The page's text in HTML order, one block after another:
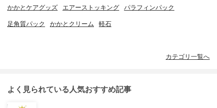
かかとケアグッズ エアーストッキング パラフィンパック
足角質パック かかとクリーム 軽石
カテゴリ一覧へ
よく見られている人気おすすめ記事